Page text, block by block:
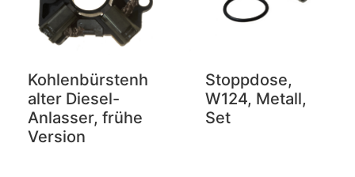
Kohlenbürstenh
alter Diesel-
Anlasser, frühe
Version
Stoppdose,
W124, Metall,
Set